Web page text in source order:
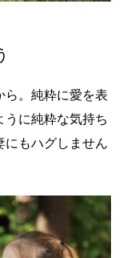
ら。純粋に愛を表
うに純粋な気持ち
にもハグしません